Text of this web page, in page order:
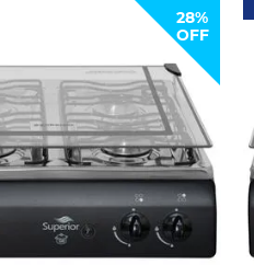
28%
OFF